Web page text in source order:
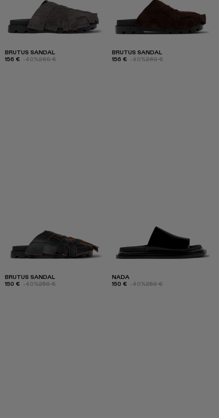
BRUTUS SANDAL
156 € -40%260 €
BRUTUS SANDAL
156 € -40%260 €
BRUTUS SANDAL
150 € -40%250 €
NADA
150 € -40%250 €